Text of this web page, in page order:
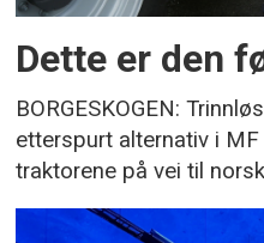
Dette er den
BORGESKOGEN:
etterspurt alternativ i
traktorene på vei til